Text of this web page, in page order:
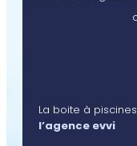
La boite à
l’agence evvi